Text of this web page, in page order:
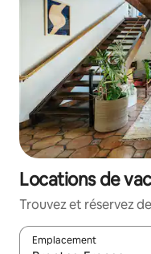
Locations de
Trouvez et réservez
Emplacement